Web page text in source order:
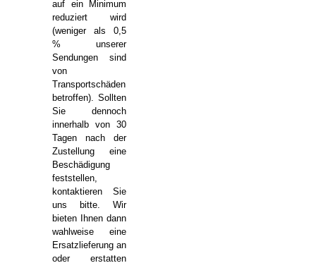
auf ein Minimum
reduziert wird
(weniger als 0,5
% unserer
Sendungen sind
von
Transportschäden
betroffen). Sollten
Sie dennoch
innerhalb von 30
Tagen nach der
Zustellung eine
Beschädigung
feststellen,
kontaktieren Sie
uns bitte. Wir
bieten Ihnen dann
wahlweise eine
Ersatzlieferung an
oder erstatten